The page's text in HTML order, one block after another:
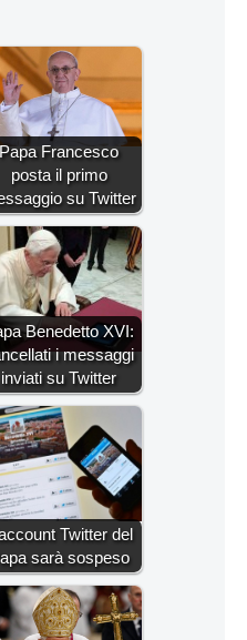
Papa Francesco
posta il primo
su Twitter
Benedetto XVI:
i messaggi
inviati su Twitter
Twitter del
sarà sospeso